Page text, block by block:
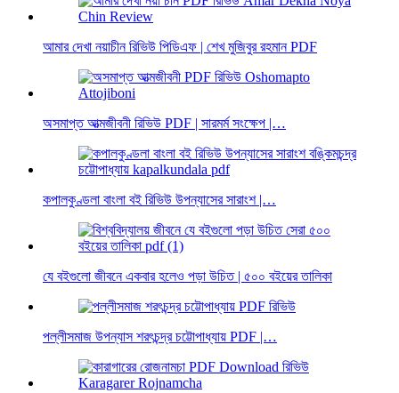
আমার দেখা নয়াচীন রিভিউ পিডিএফ | শেখ মুজিবুর রহমান PDF
অসমাপ্ত আত্মজীবনী রিভিউ PDF | সারমর্ম সংক্ষেপ |…
কপালকুণ্ডলা বাংলা বই রিভিউ উপন্যাসের সারাংশ |…
যে বইগুলো জীবনে একবার হলেও পড়া উচিত | ৫০০ বইয়ের তালিকা
পল্লীসমাজ উপন্যাস শরৎচন্দ্র চট্টোপাধ্যায় PDF |…